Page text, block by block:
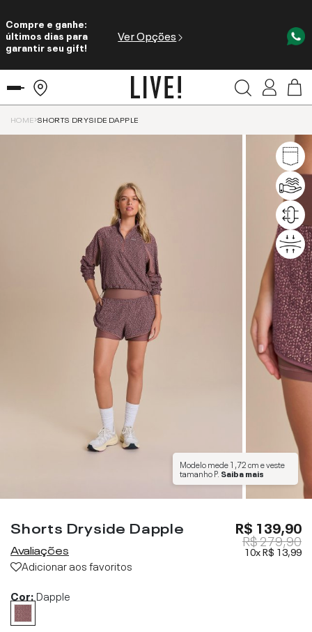
Compre e ganhe:
últimos dias para
garantir seu gift!
Ver Opções
HOME SHORTS DRYSIDE DAPPLE
Modelo mede1,72 cme veste
tamanhoP. Saiba mais
Shorts Dryside Dapple
Avaliações
Adicionar aos favoritos
R$ 139,90
R$ 279,90
10xR$ 13,99
Cor:Dapple